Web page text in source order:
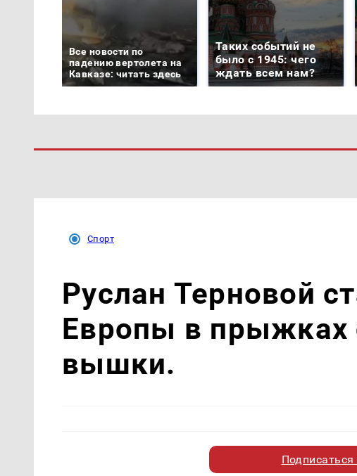
Все новости по
падению вертолета на
Кавказе: читать здесь
Таких событий не
было с 1945: чего
ждать всем нам?
Спорт
Руслан Терновой
Европы в прыжках
вышки.